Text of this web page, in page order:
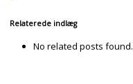
Relaterede indlæg
No related posts found.